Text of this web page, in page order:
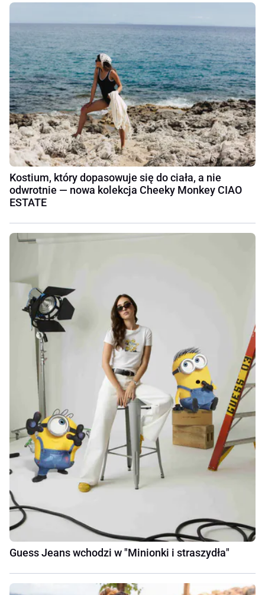
Kostium, który dopasowuje się do ciała, a nie
odwrotnie — nowa kolekcja Cheeky Monkey CIAO
ESTATE
Guess Jeans wchodzi w "Minionki i straszydła"